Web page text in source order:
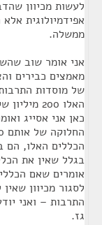
לעשות מכיוון
אפידמיולוגית
ממשלה.
אני אומר שוב
מאמצים כבירים
של מוסדות
האלו 200
כאן אני אסייג
הכללים האלו, הם
בגלל שאין את
אומרים שאם
לסגור מכיוון
התרבות – ואני
גז.